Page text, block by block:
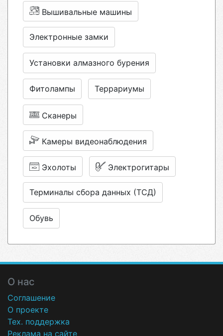
Вышивальные машины
Электронные замки
Установки алмазного бурения
Фитолампы Террариумы
Сканеры
Камеры видеонаблюдения
Эхолоты Электрогитары
Терминалы сбора данных (ТСД)
Обувь
О нас
Соглашение
О проекте
Тех. поддержка
Реклама на сайте